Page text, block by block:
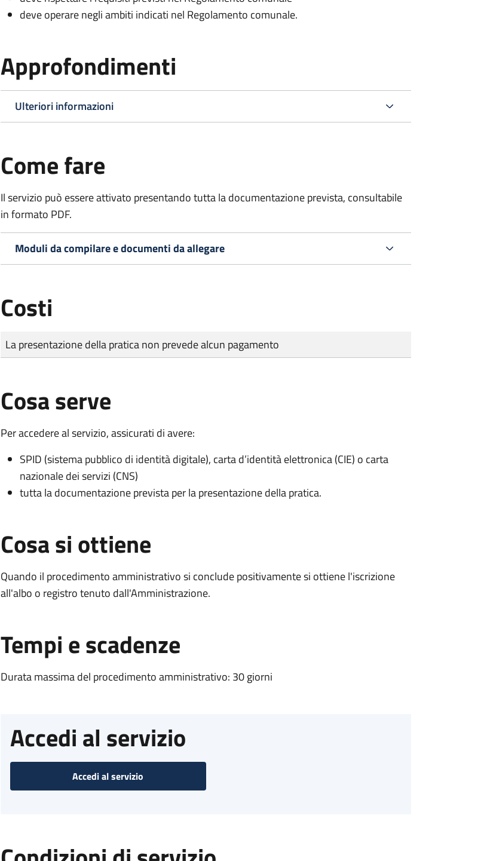
deve operare negli ambiti indicati nel Regolamento comunale.
Approfondimenti
Ulteriori informazioni
Come fare
Il servizio può essere attivato presentando tutta la documentazione prevista, consultabile
in formato PDF.
Moduli da compilare e documenti da allegare
Costi
Tipo di pagamento
Importo
La presentazione della pratica non prevede alcun pagamento
Cosa serve
Per accedere al servizio, assicurati di avere:
SPID (sistema pubblico di identità digitale), carta d’identità elettronica (CIE) o carta
nazionale dei servizi (CNS)
tutta la documentazione prevista per la presentazione della pratica.
Cosa si ottiene
Quando il procedimento amministrativo si conclude positivamente si ottiene l'iscrizione
all'albo o registro tenuto dall'Amministrazione.
Tempi e scadenze
Durata massima del procedimento amministrativo: 30 giorni
Accedi al servizio
Accedi al servizio